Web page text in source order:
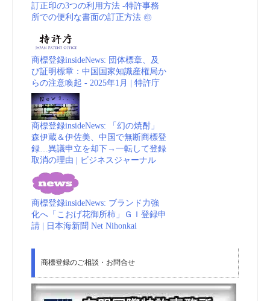
訂正印の3つの利用方法 -特許事務
所での便利な書面の訂正方法 ㊞
商標登録insideNews: 団体標章、及
び証明標章：中国国家知識産権局か
らの注意喚起 - 2025年1月 | 特許庁
商標登録insideNews: 「幻の焼酎」
森伊蔵＆伊佐美、中国で無断商標登
録…異議申立を却下→一転して登録
取消の理由 | ビジネスジャーナル
商標登録insideNews: ブランド力強
化へ「こおげ花御所柿」ＧＩ登録申
請 | 日本海新聞 Net Nihonkai
商標登録のご相談・お問合せ